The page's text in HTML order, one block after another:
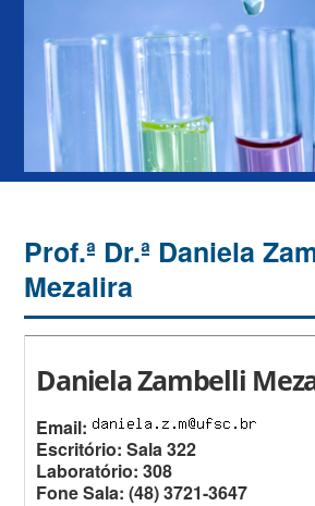
Prof.ª Dr.ª Daniela
Mezalira
Daniela Zambelli
Email:
Escritório: Sala 322
Laboratório: 308
Fone Sala: (48) 3721-3647